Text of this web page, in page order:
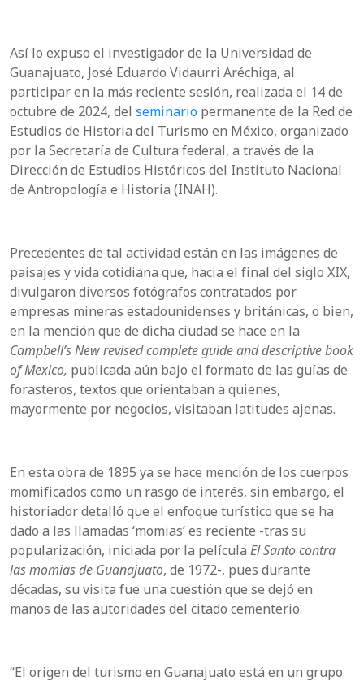
Así lo expuso el investigador de la Universidad de
Guanajuato, José Eduardo Vidaurri Aréchiga, al
participar en la más reciente sesión, realizada el 14 de
octubre de 2024, del seminario permanente de la Red de
Estudios de Historia del Turismo en México, organizado
por la Secretaría de Cultura federal, a través de la
Dirección de Estudios Históricos del Instituto Nacional
de Antropología e Historia (INAH).
Precedentes de tal actividad están en las imágenes de
paisajes y vida cotidiana que, hacia el final del siglo XIX,
divulgaron diversos fotógrafos contratados por
empresas mineras estadounidenses y británicas, o bien,
en la mención que de dicha ciudad se hace en la
Campbell’s New revised complete guide and descriptive book
of Mexico, publicada aún bajo el formato de las guías de
forasteros, textos que orientaban a quienes,
mayormente por negocios, visitaban latitudes ajenas.
En esta obra de 1895 ya se hace mención de los cuerpos
momificados como un rasgo de interés, sin embargo, el
historiador detalló que el enfoque turístico que se ha
dado a las llamadas ‘momias’ es reciente -tras su
popularización, iniciada por la película El Santo contra
las momias de Guanajuato, de 1972-, pues durante
décadas, su visita fue una cuestión que se dejó en
manos de las autoridades del citado cementerio.
“El origen del turismo en Guanajuato está en un grupo